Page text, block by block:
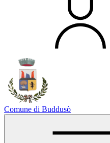
Comune di Buddusò